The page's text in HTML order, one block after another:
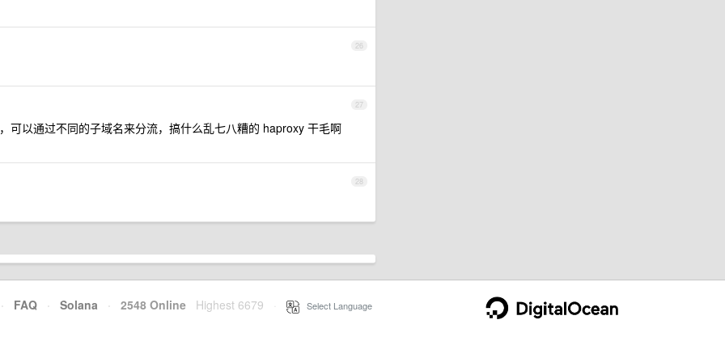
26
27
可以通过不同的子域名来分流，搞什么乱七八糟的 haproxy 干毛啊
28
· FAQ · Solana · 2548 Online Highest 6679 Select Language